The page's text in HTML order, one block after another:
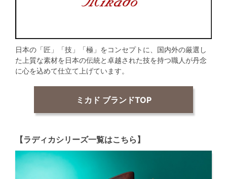
日本の「匠」「技」「極」をコンセプトに、国内外の厳選し
た上質な素材を日本の伝統と卓越された技を持つ職人が丹念
に心を込めて仕立て上げています。
ミカド ブランドTOP
【ラディカシリーズ一覧はこちら】